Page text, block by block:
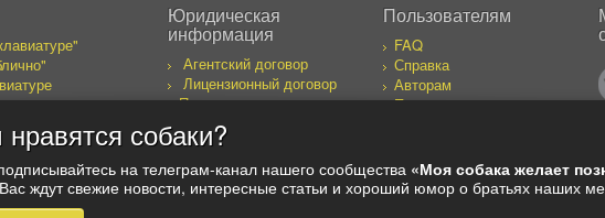
Юридическая
информация
Агентский договор
Лицензионный договор
Правила пользования
сайтом
Пользователям
FAQ
Справка
Авторам
Покупателям
Наши авторы
Каталог фотографий
собаки?
на телеграм-канал нашего сообщества «Моя собака желает
ждут свежие новости, интересные статьи и хороший юмор о братьях наших